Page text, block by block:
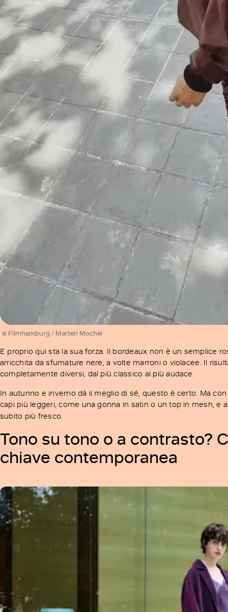
Unmute
© Filmhamburg / Marten Mochel
E proprio qui sta la sua forza. Il bordeaux non è un semplice
arricchita da sfumature nere, a volte marroni o violacee. Il
completamente diversi, dal più classico al più audace.
In autunno e inverno dà il meglio di sé, questo è certo. Ma
capi più leggeri, come una gonna in satin o un top in mesh, e
subito più fresco.
Tono su tono o a contrasto?
chiave contemporanea